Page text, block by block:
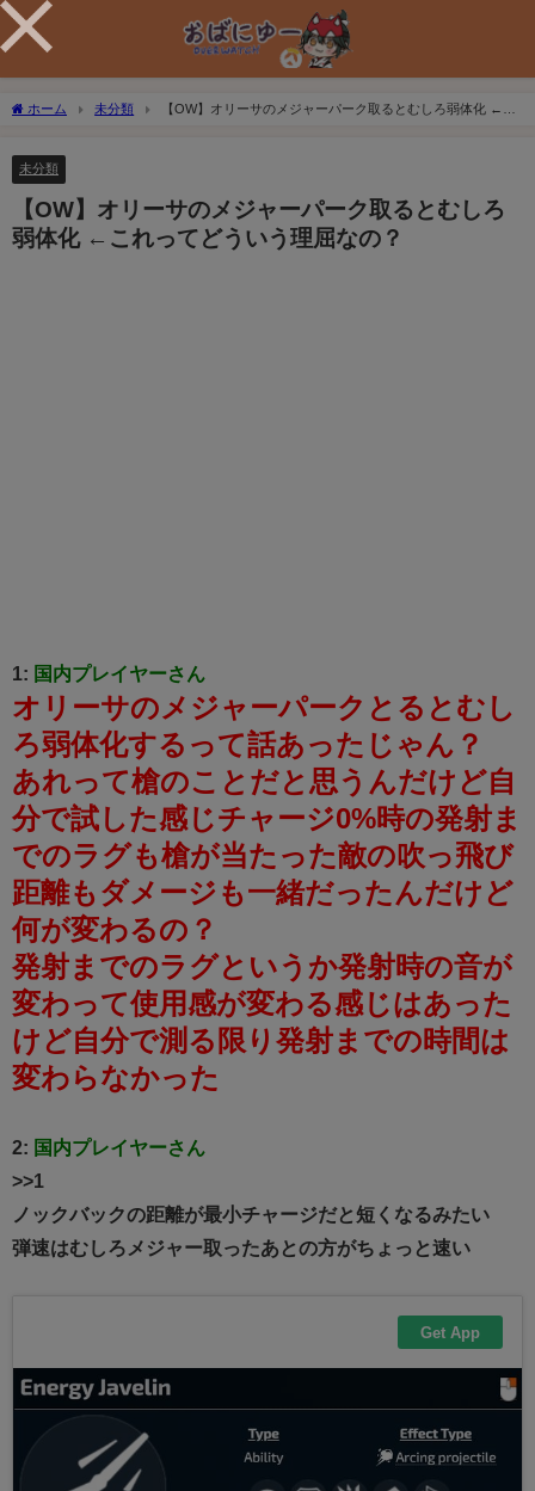
ホーム 未分類
【OW】オリーサのメジャーパーク取るとむしろ弱体化 ←こ
未分類
【OW】オリーサのメジャーパーク取るとむしろ
弱体化 ←これってどういう理屈なの？
1: 国内プレイヤーさん
オリーサのメジャーパークとるとむし
ろ弱体化するって話あったじゃん？
あれって槍のことだと思うんだけど自
分で試した感じチャージ0%時の発射ま
でのラグも槍が当たった敵の吹っ飛び
距離もダメージも一緒だったんだけど
何が変わるの？
発射までのラグというか発射時の音が
変わって使用感が変わる感じはあった
けど自分で測る限り発射までの時間は
変わらなかった
2: 国内プレイヤーさん
>>1
ノックバックの距離が最小チャージだと短くなるみたい
弾速はむしろメジャー取ったあとの方がちょっと速い